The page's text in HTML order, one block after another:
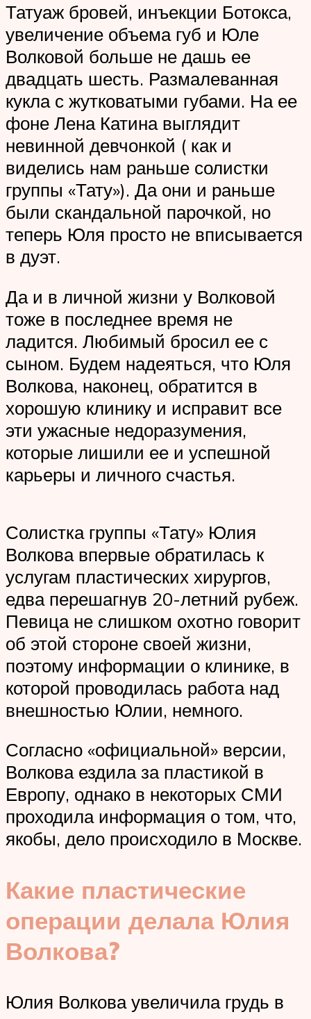
Татуаж бровей, инъекции Ботокса,
увеличение объема губ и Юле
Волковой больше не дашь ее
двадцать шесть. Размалеванная
кукла с жутковатыми губами. На ее
фоне Лена Катина выглядит
невинной девчонкой ( как и
виделись нам раньше солистки
группы «Тату»). Да они и раньше
были скандальной парочкой, но
теперь Юля просто не вписывается
в дуэт.
Да и в личной жизни у Волковой
тоже в последнее время не
ладится. Любимый бросил ее с
сыном. Будем надеяться, что Юля
Волкова, наконец, обратится в
хорошую клинику и исправит все
эти ужасные недоразумения,
которые лишили ее и успешной
карьеры и личного счастья.
Солистка группы «Тату» Юлия
Волкова впервые обратилась к
услугам пластических хирургов,
едва перешагнув 20-летний рубеж.
Певица не слишком охотно говорит
об этой стороне своей жизни,
поэтому информации о клинике, в
которой проводилась работа над
внешностью Юлии, немного.
Согласно «официальной» версии,
Волкова ездила за пластикой в
Европу, однако в некоторых СМИ
проходила информация о том, что,
якобы, дело происходило в Москве.
Какие пластические
операции делала Юлия
Волкова?
Юлия Волкова увеличила грудь в